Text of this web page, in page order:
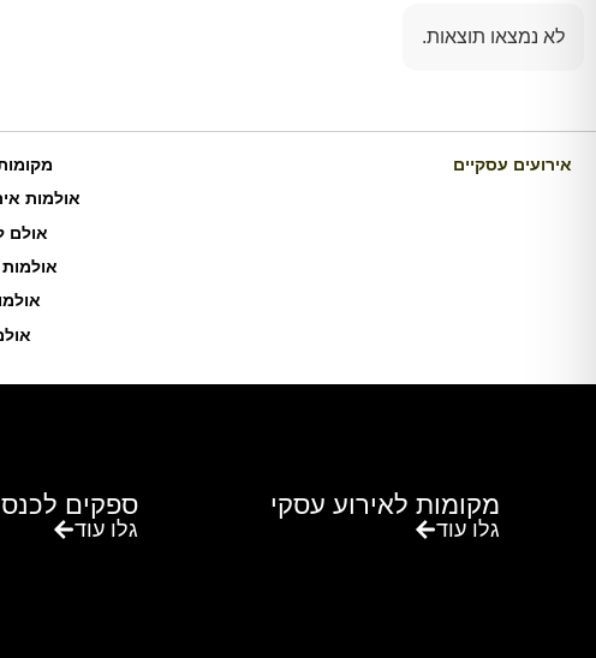
לא נמצאו תוצאות.
אירועים עסקיים
אולמות
אולם
מקומות לאירוע עסקי
גלו עוד
ספקים
גלו עוד